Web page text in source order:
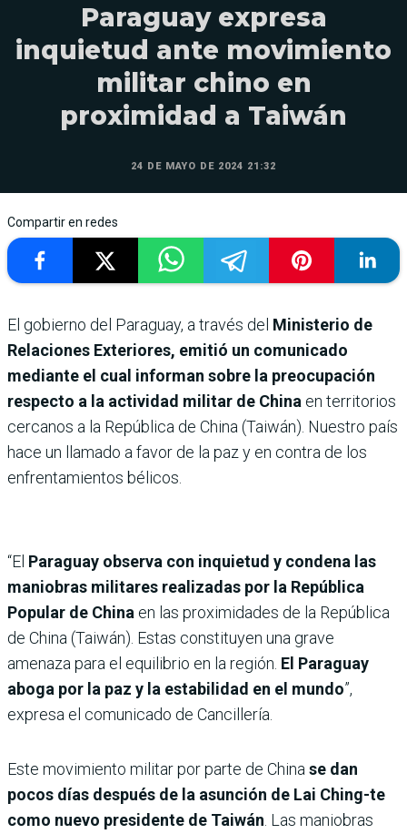
Paraguay expresa
inquietud ante movimiento
militar chino en
proximidad a Taiwán
24 DE MAYO DE 2024 21:32
Compartir en redes
El gobierno del Paraguay, a través del Ministerio de
Relaciones Exteriores, emitió un comunicado
mediante el cual informan sobre la preocupación
respecto a la actividad militar de China en territorios
cercanos a la República de China (Taiwán). Nuestro país
hace un llamado a favor de la paz y en contra de los
enfrentamientos bélicos.
“El Paraguay observa con inquietud y condena las
maniobras militares realizadas por la República
Popular de China en las proximidades de la República
de China (Taiwán). Estas constituyen una grave
amenaza para el equilibrio en la región. El Paraguay
aboga por la paz y la estabilidad en el mundo”,
expresa el comunicado de Cancillería.
Este movimiento militar por parte de China se dan
pocos días después de la asunción de Lai Ching-te
como nuevo presidente de Taiwán . Las maniobras